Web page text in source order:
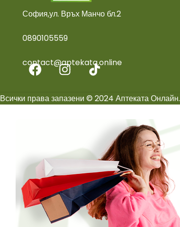
София,ул. Връх Манчо бл.2
0890105559
contact@aptekata.online
Всички права запазени © 2024 Аптеката Онлайн.